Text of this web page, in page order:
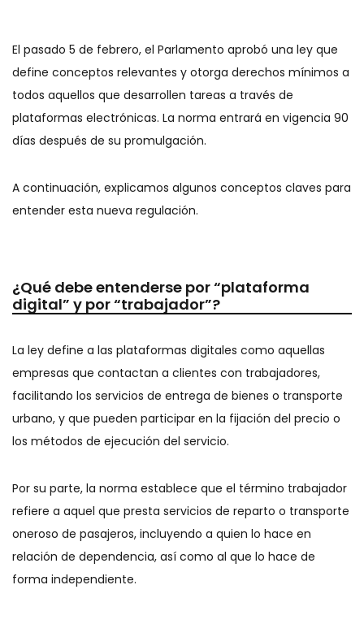
El pasado 5 de febrero, el Parlamento aprobó una ley que
define conceptos relevantes y otorga derechos mínimos a
todos aquellos que desarrollen tareas a través de
plataformas electrónicas. La norma entrará en vigencia 90
días después de su promulgación.
A continuación, explicamos algunos conceptos claves para
entender esta nueva regulación.
¿Qué debe entenderse por “plataforma
digital” y por “trabajador”?
La ley define a las plataformas digitales como aquellas
empresas que contactan a clientes con trabajadores,
facilitando los servicios de entrega de bienes o transporte
urbano, y que pueden participar en la fijación del precio o
los métodos de ejecución del servicio.
Por su parte, la norma establece que el término trabajador
refiere a aquel que presta servicios de reparto o transporte
oneroso de pasajeros, incluyendo a quien lo hace en
relación de dependencia, así como al que lo hace de
forma independiente.